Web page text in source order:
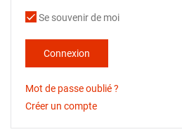
Se souvenir de moi
Connexion
Mot de passe oublié ?
Créer un compte